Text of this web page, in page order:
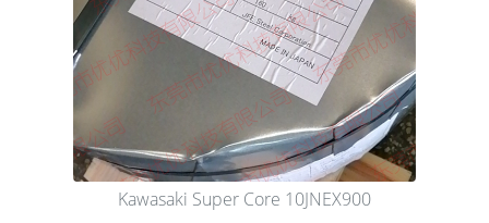
Kawasaki Super Core 10JNEX900